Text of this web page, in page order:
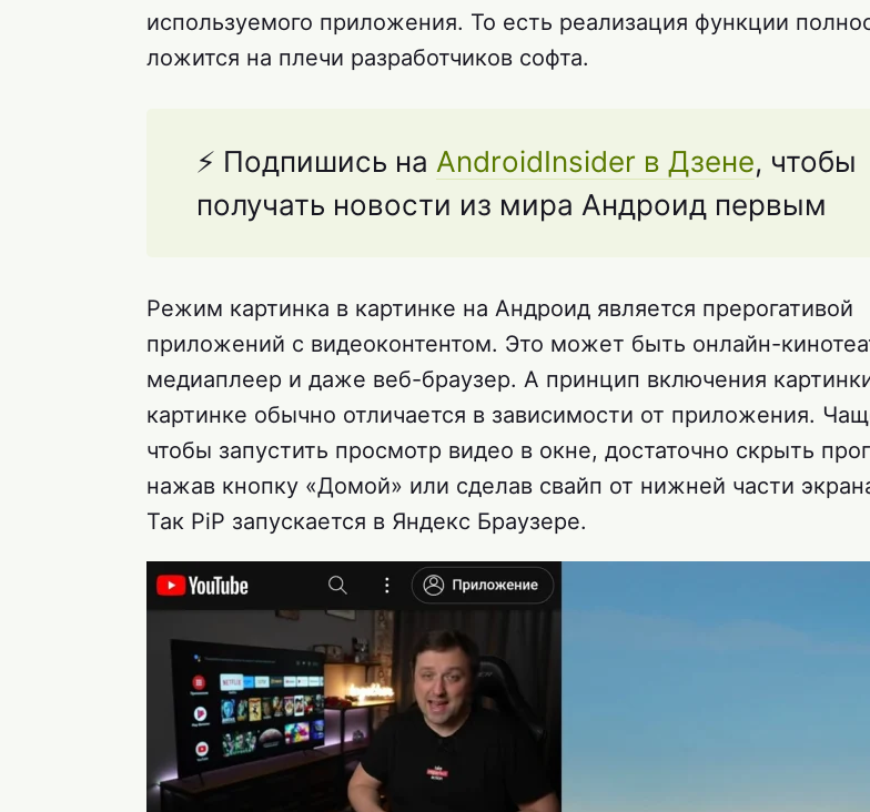
используемого приложения. То есть реализация функции
ложится на плечи разработчиков софта.
⚡ Подпишись на AndroidInsider в Дзене, чтобы
получать новости из мира Андроид первым
Режим картинка в картинке на Андроид является прерогативой
приложений с видеоконтентом. Это может быть онлайн-
медиаплеер и даже веб-браузер. А принцип включения
картинке обычно отличается в зависимости от приложения.
чтобы запустить просмотр видео в окне, достаточно скрыть
нажав кнопку «Домой» или сделав свайп от нижней части
Так PiP запускается в Яндекс Браузере.